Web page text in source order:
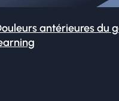
antérieures du